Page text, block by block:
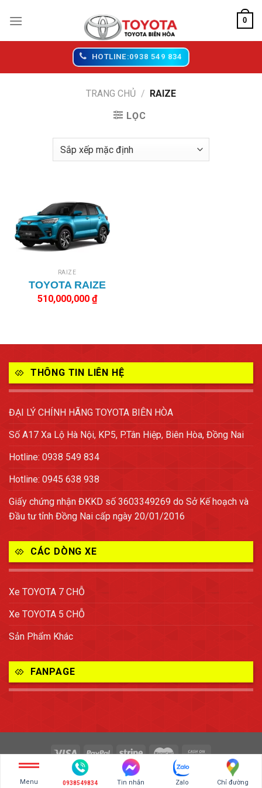
đến
0
HOTLINE:0938 549 834
TRANG CHỦ / RAIZE
LỌC
RAIZE
TOYOTA RAIZE
510,000,000 ₫
THÔNG TIN LIÊN HỆ
ĐẠI LÝ CHÍNH HÃNG TOYOTA BIÊN HÒA
Số A17 Xa Lộ Hà Nội, KP5, P.Tân Hiệp, Biên Hòa, Đồng Nai
Hotline: 0938 549 834
Hotline: 0945 638 938
Giấy chứng nhận ĐKKD số 3603349269 do Sở Kế hoạch và
Đầu tư tỉnh Đồng Nai cấp ngày 20/01/2016
CÁC DÒNG XE
Xe TOYOTA 7 CHỖ
Xe TOYOTA 5 CHỖ
Sản Phẩm Khác
FANPAGE
Copyright 2026 © TOYOTA BIÊN HÒA - ĐỒNG NAI
Menu 0938549834 Tin nhắn Zalo Chỉ đường